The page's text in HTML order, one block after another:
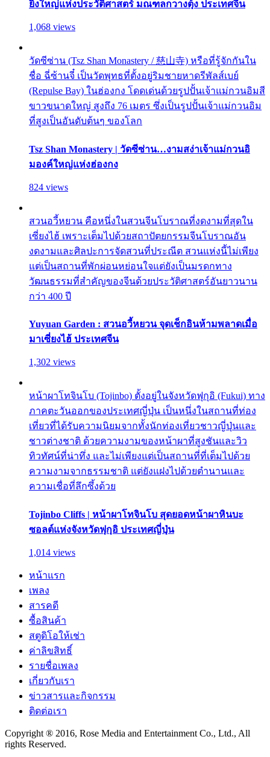
ยิ่งใหญ่แห่งประวัติศาสตร์ มณฑลกวางตุ้ง ประเทศจีน
1,068 views
วัดซีซ่าน (Tsz Shan Monastery / 慈山寺) หรือที่รู้จักกันใน
ชื่อ ฉี่ซ้านจี๋ เป็นวัดพุทธที่ตั้งอยู่ริมชายหาดรีพัลส์เบย์
(Repulse Bay) ในฮ่องกง โดดเด่นด้วยรูปปั้นเจ้าแม่กวนอิมสี
ขาวขนาดใหญ่ สูงถึง 76 เมตร ซึ่งเป็นรูปปั้นเจ้าแม่กวนอิม
ที่สูงเป็นอันดับต้นๆ ของโลก
Tsz Shan Monastery | วัดซีซ่าน…งามสง่าเจ้าแม่กวนอิ
มองค์ใหญ่แห่งฮ่องกง
824 views
สวนอวี้หยวน คือหนึ่งในสวนจีนโบราณที่งดงามที่สุดใน
เซี่ยงไฮ้ เพราะเต็มไปด้วยสถาปัตยกรรมจีนโบราณอัน
งดงามและศิลปะการจัดสวนที่ประณีต สวนแห่งนี้ไม่เพียง
แต่เป็นสถานที่พักผ่อนหย่อนใจแต่ยังเป็นมรดกทาง
วัฒนธรรมที่สำคัญของจีนด้วยประวัติศาสตร์อันยาวนาน
กว่า 400 ปี
Yuyuan Garden : สวนอวี้หยวน จุดเช็กอินห้ามพลาดเมื่อ
มาเซี่ยงไฮ้ ประเทศจีน
1,302 views
หน้าผาโทจินโบ (Tojinbo) ตั้งอยู่ในจังหวัดฟุกุอิ (Fukui) ทาง
ภาคตะวันออกของประเทศญี่ปุ่น เป็นหนึ่งในสถานที่ท่อง
เที่ยวที่ได้รับความนิยมจากทั้งนักท่องเที่ยวชาวญี่ปุ่นและ
ชาวต่างชาติ ด้วยความงามของหน้าผาที่สูงชันและวิว
ทิวทัศน์ที่น่าทึ่ง และไม่เพียงแต่เป็นสถานที่ที่เต็มไปด้วย
ความงามจากธรรมชาติ แต่ยังแฝงไปด้วยตำนานและ
ความเชื่อที่ลึกซึ้งด้วย
Tojinbo Cliffs | หน้าผาโทจินโบ สุดยอดหน้าผาหินบะ
ซอลต์แห่งจังหวัดฟุกุอิ ประเทศญี่ปุ่น
1,014 views
หน้าแรก
เพลง
สารคดี
ซื้อสินค้า
สตูดิโอให้เช่า
ค่าลิขสิทธิ์
รายชื่อเพลง
เกี่ยวกับเรา
ข่าวสารและกิจกรรม
ติดต่อเรา
Copyright ® 2016, Rose Media and Entertainment Co., Ltd., All
rights Reserved.